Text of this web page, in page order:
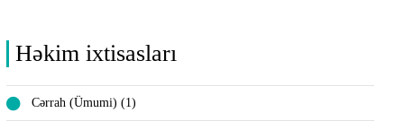
Həkim ixtisasları
Cərrah (Ümumi) (1)